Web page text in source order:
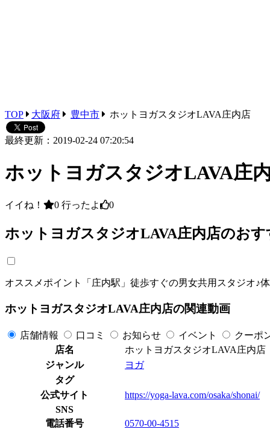
TOP 大阪府 豊中市 ホットヨガスタジオLAVA庄内店
最終更新：2019-02-24 07:20:54
ホットヨガスタジオLAVA庄
イイね！ 0 行ったよ 0
ホットヨガスタジオLAVA庄内店のおす
オススメポイント「庄内駅」徒歩すぐの男女共用スタジオ♪
ホットヨガスタジオLAVA庄内店の関連動画
店舗情報 口コミ お知らせ イベント
クーポ
店名
ホットヨガスタジオLAVA庄内店
ジャンル
ヨガ
タグ
公式サイト
https://yoga-lava.com/osaka/shonai/
SNS
電話番号
0570-00-4515